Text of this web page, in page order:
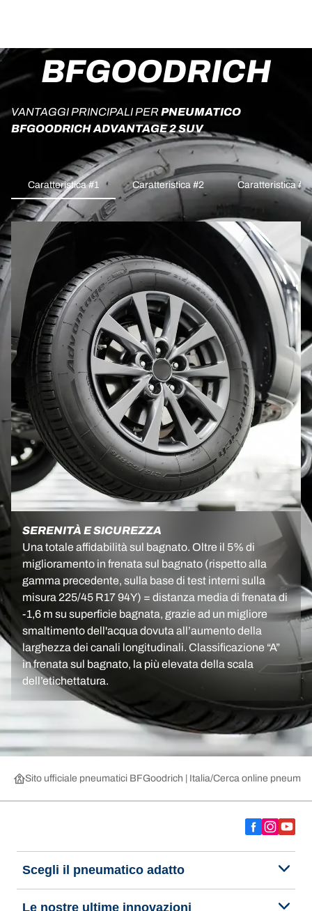
BFGOODRICH
VANTAGGI PRINCIPALI PERPNEUMATICO
BFGOODRICH ADVANTAGE 2 SUV
Caratteristica #1 Caratteristica #2 Caratteristica #3
SERENITÀ E SICUREZZA
Una totale affidabilità sul bagnato. Oltre il 5% di
miglioramento in frenata sul bagnato (rispetto alla
gamma precedente, sulla base di test interni sulla
misura 225/45 R17 94Y) = distanza media di frenata di
-1,6 m su superficie bagnata, grazie ad un migliore
smaltimento dell'acqua dovuta all’aumento della
larghezza dei canali longitudinali. Classificazione “A”
in frenata sul bagnato, la più elevata della scala
dell’etichettatura.
Sito ufficiale pneumatici BFGoodrich | Italia Cerca online
Scegli il pneumatico adatto
Le nostre ultime innovazioni